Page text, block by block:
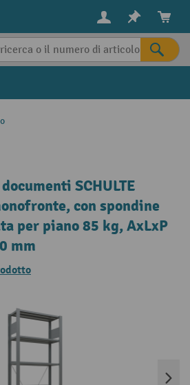
SCHULTE
con spondine
per piano 85 kg, AxLxP
mm